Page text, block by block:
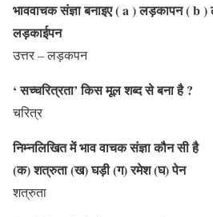
भाववाचक संज्ञा बनाइए ( a ) लड़कापन (
लड़काईपन
उत्तर – लड़कपन
‘ सच्चरित्रता’ किस मूल शब्द से बना है ?
चरित्र
निम्नलिखित में भाव वाचक संज्ञा कौन सी है
(क) शत्रुता (ख) घड़ी (ग) रमेश (घ) पेन
शत्रुता